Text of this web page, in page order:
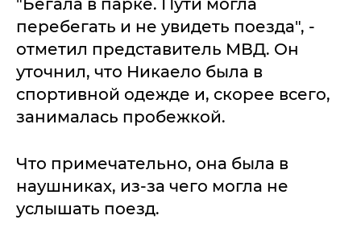
"Бегала в парке. Пути могла
перебегать и не увидеть поезда", -
отметил представитель МВД. Он
уточнил, что Никаело была в
спортивной одежде и, скорее всего,
занималась пробежкой.
Что примечательно, она была в
наушниках, из-за чего могла не
услышать поезд.